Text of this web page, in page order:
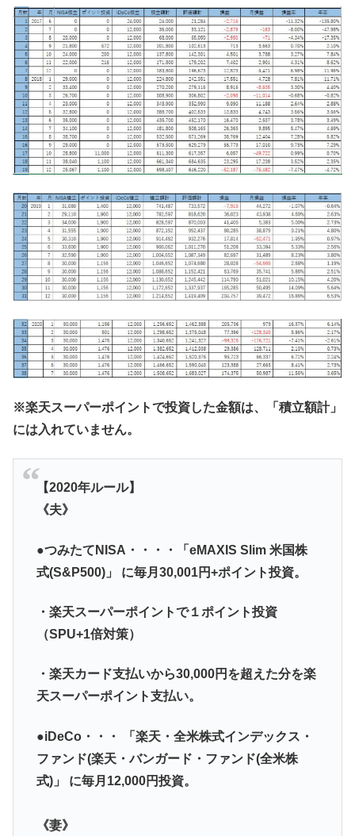
※楽天スーパーポイントで投資した金額は、「積立額計」
には入れていません。
【2020年ルール】
《夫》
●つみたてNISA・・・・「 eMAXIS Slim 米国株
式(S&P500)」 に毎月30,001円+ポイント投資。
・楽天スーパーポイントで１ポイント投資
（SPU+1倍対策）
・楽天カード支払いから30,000円を超えた分を楽
天スーパーポイント支払い。
●iDeCo・・・
「楽天・全米株式インデックス・
ファンド(楽天・バンガード・ファンド(全米株
式)」
に毎月12,000円投資。
《妻》